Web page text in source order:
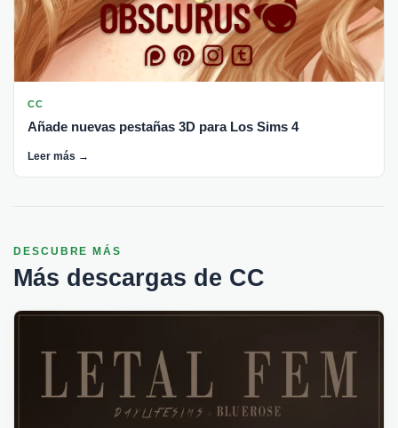
CC
Añade nuevas pestañas 3D para Los Sims 4
Leer más →
DESCUBRE MÁS
Más descargas de CC